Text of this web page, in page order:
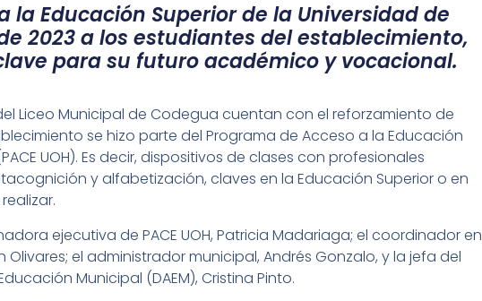
la Educación Superior de la Universidad de
2023 a los estudiantes del establecimiento,
para su futuro académico y vocacional.
Liceo Municipal de Codegua cuentan con el reforzamiento de
se hizo parte del Programa de Acceso a la Educación
UOH). Es decir, dispositivos de clases con profesionales
y alfabetización, claves en la Educación Superior o en
ejecutiva de PACE UOH, Patricia Madariaga; el coordinador en
Olivares; el administrador municipal, Andrés Gonzalo, y la jefa del
Municipal (DAEM), Cristina Pinto.